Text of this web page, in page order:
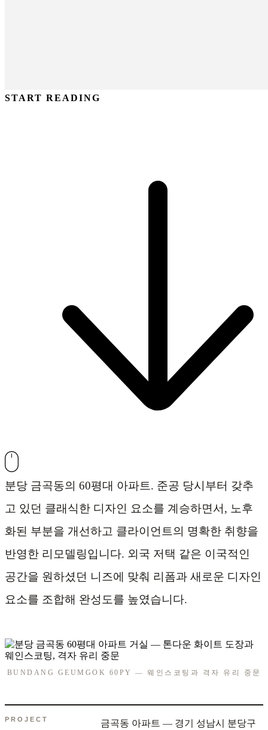
START READING
분당 금곡동의 60평대 아파트. 준공 당시부터 갖추
고 있던 클래식한 디자인 요소를 계승하면서, 노후
화된 부분을 개선하고 클라이언트의 명확한 취향을
반영한 리모델링입니다. 외국 저택 같은 이국적인
공간을 원하셨던 니즈에 맞춰 리폼과 새로운 디자인
요소를 조합해 완성도를 높였습니다.
BUNDANG GEUMGOK 60PY — 웨인스코팅과 격자 유리 중문
PROJECT 금곡동 아파트 — 경기 성남시 분당구